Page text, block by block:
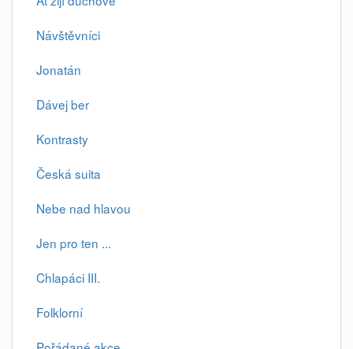
Návštěvníci
Jonatán
Dávej ber
Kontrasty
Česká suita
Nebe nad hlavou
Jen pro ten ...
Chlapáci III.
Folklorní